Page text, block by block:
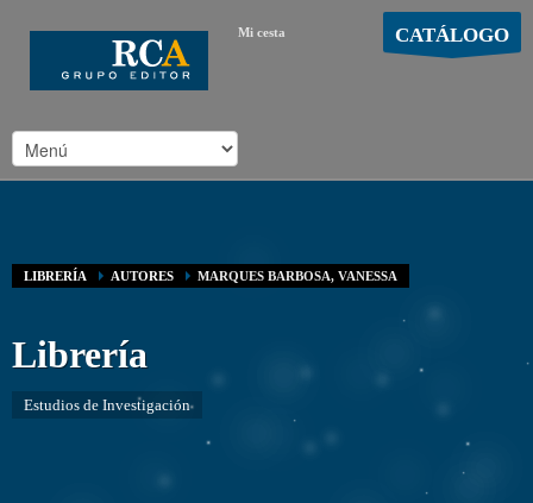
Mi cesta CATÁLOGO
LIBRERÍA AUTORES MARQUES BARBOSA, VANESSA
Librería
Estudios de Investigación